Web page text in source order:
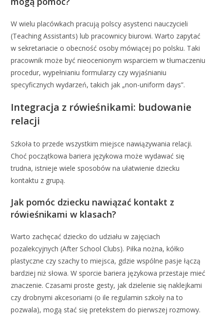
W wielu placówkach pracują polscy asystenci nauczycieli
(Teaching Assistants) lub pracownicy biurowi. Warto zapytać
w sekretariacie o obecność osoby mówiącej po polsku. Taki
pracownik może być nieocenionym wsparciem w tłumaczeniu
procedur, wypełnianiu formularzy czy wyjaśnianiu
specyficznych wydarzeń, takich jak „non-uniform days”.
Integracja z rówieśnikami: budowanie
relacji
Szkoła to przede wszystkim miejsce nawiązywania relacji.
Choć początkowa bariera językowa może wydawać się
trudna, istnieje wiele sposobów na ułatwienie dziecku
kontaktu z grupą.
Jak pomóc dziecku nawiązać kontakt z
rówieśnikami w klasach?
Warto zachęcać dziecko do udziału w zajęciach
pozalekcyjnych (After School Clubs). Piłka nożna, kółko
plastyczne czy szachy to miejsca, gdzie wspólne pasje łączą
bardziej niż słowa. W sporcie bariera językowa przestaje mieć
znaczenie. Czasami proste gesty, jak dzielenie się naklejkami
czy drobnymi akcesoriami (o ile regulamin szkoły na to
pozwala), mogą stać się pretekstem do pierwszej rozmowy.